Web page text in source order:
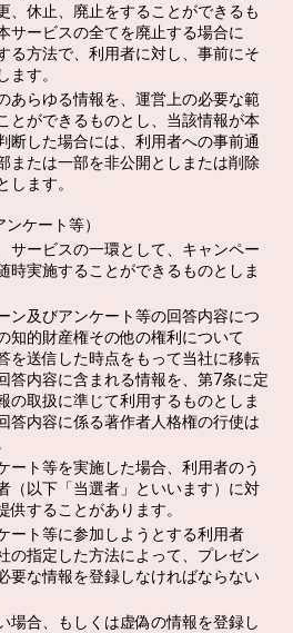
、休止、廃止をすることができるも
サービスの全てを廃止する場合に
る方法で、利用者に対し、事前にそ
ます。
あらゆる情報を、運営上の必要な範
とができるものとし、当該情報が本
断した場合には、利用者への事前通
または一部を非公開としまたは削除
します。
ケート等）
サービスの一環として、キャンペー
時実施することができるものとしま
ン及びアンケート等の回答内容につ
知的財産権その他の権利について
を送信した時点をもって当社に移転
答内容に含まれる情報を、第7条に定
の取扱に準じて利用するものとしま
答内容に係る著作者人格権の行使は
ート等を実施した場合、利用者のう
（以下「当選者」といいます）に対
供することがあります。
ート等に参加しようとする利用者
の指定した方法によって、プレゼン
要な情報を登録しなければならない
場合、もしくは虚偽の情報を登録し